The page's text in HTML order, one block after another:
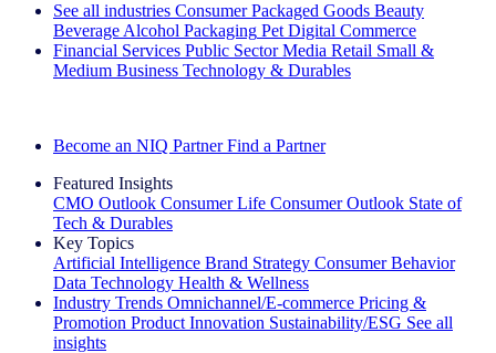
See all industries Consumer Packaged Goods Beauty
Beverage Alcohol Packaging Pet Digital Commerce
Financial Services Public Sector Media Retail Small &
Medium Business Technology & Durables
Become an NIQ Partner Find a Partner
Featured Insights
CMO Outlook Consumer Life Consumer Outlook State of
Tech & Durables
Key Topics
Artificial Intelligence Brand Strategy Consumer Behavior
Data Technology Health & Wellness
Industry Trends Omnichannel/E-commerce Pricing &
Promotion Product Innovation Sustainability/ESG See all
insights